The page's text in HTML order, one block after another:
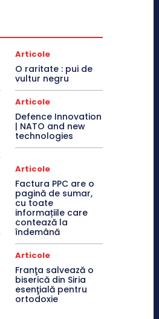
Articole
O raritate : pui de
vultur negru
Articole
Defence Innovation
| NATO and new
technologies
Articole
Factura PPC are o
pagină de sumar,
cu toate
informațiile care
contează la
îndemână
Articole
Franţa salvează o
biserică din Siria
esenţială pentru
ortodoxie